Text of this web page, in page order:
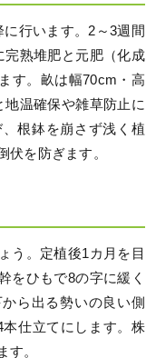
行います。2～3週間
完熟堆肥と元肥（化成
す。畝は幅70cm・高
温確保や雑草防止に
根鉢を崩さず浅く植
伏を防ぎます。
う。定植後1カ月を目
をひもで8の字に緩く
ら出る勢いの良い側
仕立てにします。株
す。